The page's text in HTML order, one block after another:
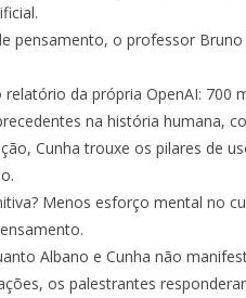
pensamento, o professor
relatório da própria OpenAI: 700
na história humana,
Cunha trouxe os pilares de
Menos esforço mental no
Albano e Cunha não
os palestrantes